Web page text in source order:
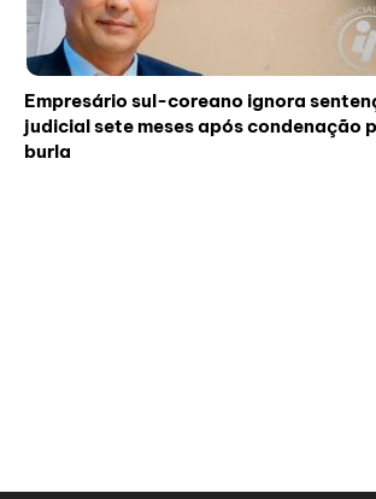
Empresário sul-coreano ignora
judicial sete meses após condenação
burla